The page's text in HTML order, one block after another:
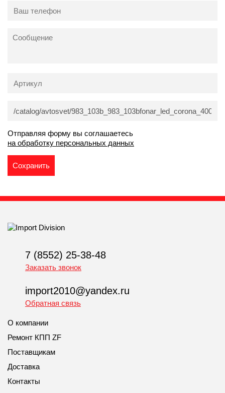
Отправляя форму вы соглашаетесь
на обработку персональных данных
7 (8552) 25-38-48
Заказать звонок
import2010@yandex.ru
Обратная связь
О компании
Ремонт КПП ZF
Поставщикам
Доставка
Контакты